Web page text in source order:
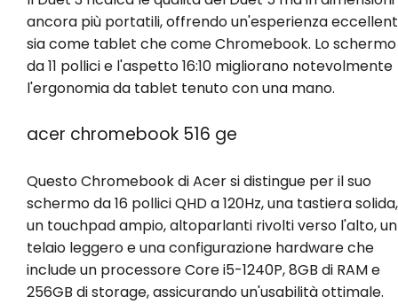
ancora più portatili, offrendo un'esperienza
sia come tablet che come Chromebook. Lo schermo
da 11 pollici e l'aspetto 16:10 migliorano notevolmente
l'ergonomia da tablet tenuto con una mano.
acer chromebook 516 ge
Questo Chromebook di Acer si distingue per il suo
schermo da 16 pollici QHD a 120Hz, una tastiera solida,
un touchpad ampio, altoparlanti rivolti verso l'alto, un
telaio leggero e una configurazione hardware che
include un processore Core i5-1240P, 8GB di RAM e
256GB di storage, assicurando un'usabilità ottimale.